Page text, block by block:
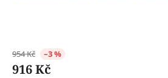
954 Kč –3 %
916 Kč